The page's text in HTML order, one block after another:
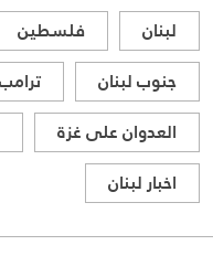
لبنان فلسطين
جنوب لبنان
ترامب
العدوان على غزة
اخبار لبنان